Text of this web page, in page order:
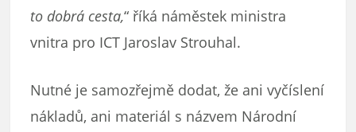
to dobrá cesta,“ říká náměstek ministra
vnitra pro ICT Jaroslav Strouhal.
Nutné je samozřejmě dodat, že ani vyčíslení
nákladů, ani materiál s názvem Národní